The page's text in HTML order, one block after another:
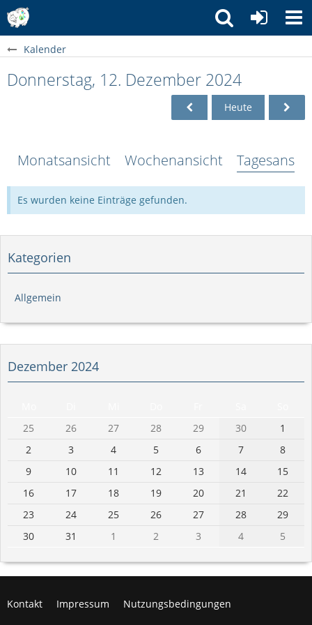
Kalender
Donnerstag, 12. Dezember 2024
Heute
Monatsansicht Wochenansicht
Es wurden keine Einträge gefunden.
Kategorien
Allgemein
Dezember 2024
25
26 27 28 29 30
1
2
3 4 5 6 7
8
9
10 11 12 13 14
15
16
17 18 19 20 21
22
23
24 25 26 27 28
29
30
31 1 2 3 4 5
Kontakt Impressum Nutzungsbedingungen